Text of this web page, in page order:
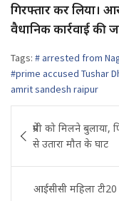
गिरफ्तार कर लिया।
वैधानिक कार्रवाई की
Tags: # arrested from
#prime accused Tushar
amrit sandesh raipur
navigation
प्रेमी को मिलने
से उतारा मौत के घाट
आईसीसी महिला